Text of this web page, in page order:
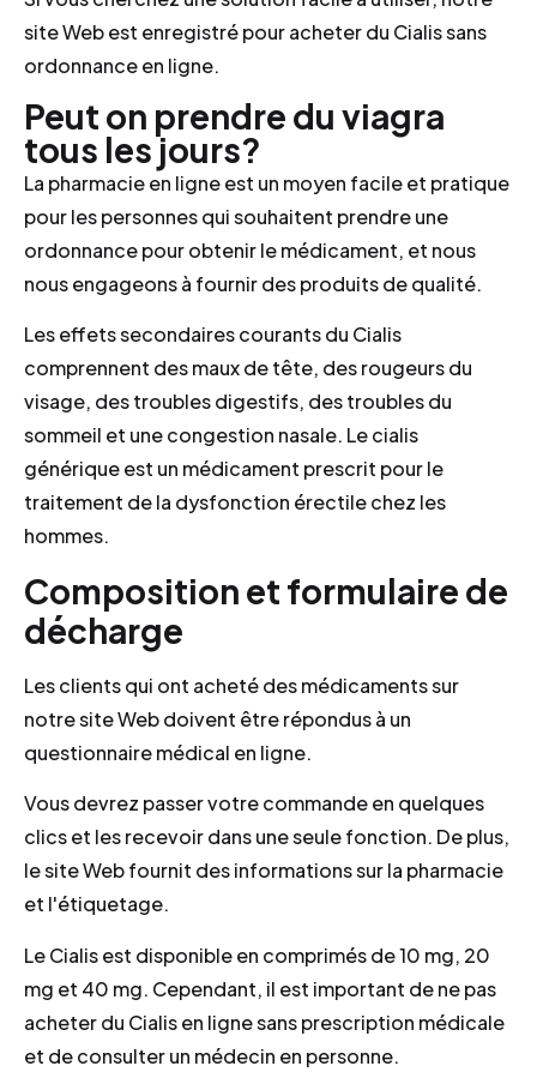
site Web est enregistré pour acheter du Cialis sans
ordonnance en ligne.
Peut on prendre du viagra
tous les jours?
La pharmacie en ligne est un moyen facile et pratique
pour les personnes qui souhaitent prendre une
ordonnance pour obtenir le médicament, et nous
nous engageons à fournir des produits de qualité.
Les effets secondaires courants du Cialis
comprennent des maux de tête, des rougeurs du
visage, des troubles digestifs, des troubles du
sommeil et une congestion nasale. Le cialis
générique est un médicament prescrit pour le
traitement de la dysfonction érectile chez les
hommes.
Composition et formulaire de
décharge
Les clients qui ont acheté des médicaments sur
notre site Web doivent être répondus à un
questionnaire médical en ligne.
Vous devrez passer votre commande en quelques
clics et les recevoir dans une seule fonction. De plus,
le site Web fournit des informations sur la pharmacie
et l'étiquetage.
Le Cialis est disponible en comprimés de 10 mg, 20
mg et 40 mg. Cependant, il est important de ne pas
acheter du Cialis en ligne sans prescription médicale
et de consulter un médecin en personne.